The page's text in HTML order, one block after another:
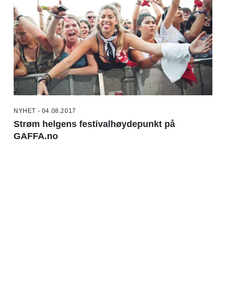
NYHET - 04.08.2017
Strøm helgens festivalhøydepunkt på
GAFFA.no